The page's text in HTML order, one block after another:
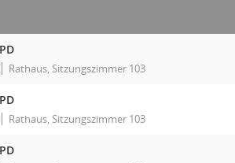
Rathaus, Sitzungszimmer 103
Rathaus, Sitzungszimmer 103